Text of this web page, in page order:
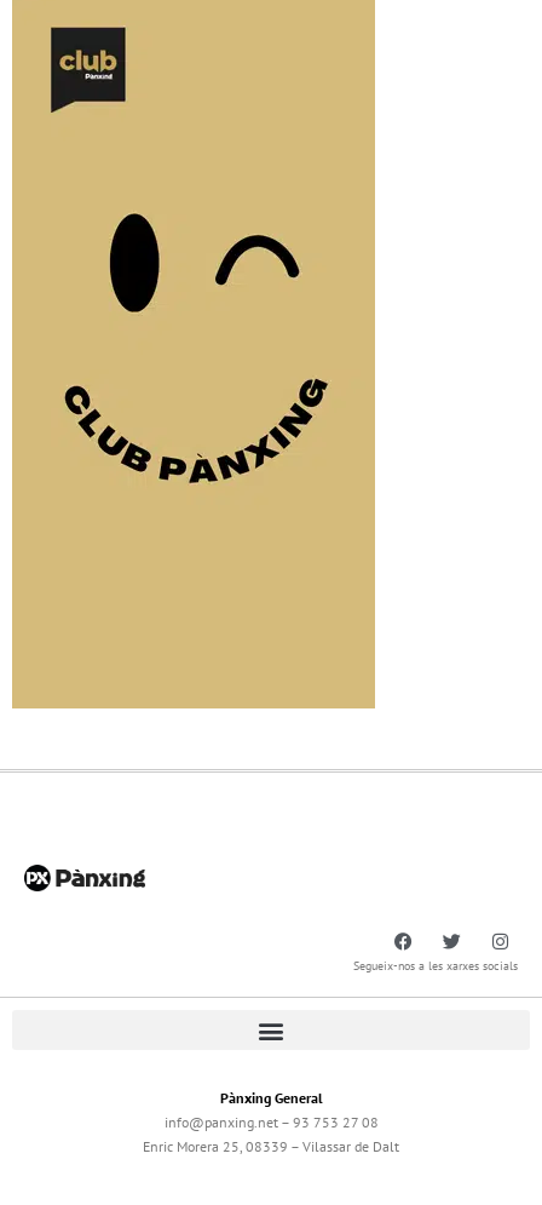
Segueix-nos a les xarxes socials
Pànxing General
info@panxing.net – 93 753 27 08
Enric Morera 25, 08339 – Vilassar de Dalt